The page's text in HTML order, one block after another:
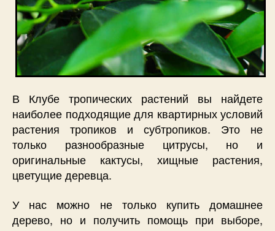
В Клубе тропических растений вы найдете
наиболее подходящие для квартирных условий
растения тропиков и субтропиков. Это не
только разнообразные цитрусы, но и
оригинальные кактусы, хищные растения,
цветущие деревца.
У нас можно не только купить домашнее
дерево, но и получить помощь при выборе,